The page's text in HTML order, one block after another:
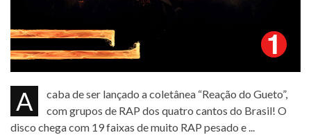
Acaba de ser lançado a coletânea “Reação do Gueto”,
com grupos de RAP dos quatro cantos do Brasil! O
disco chega com 19 faixas de muito RAP pesado e ...